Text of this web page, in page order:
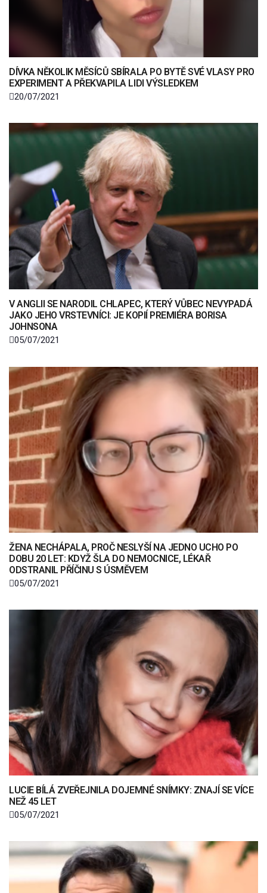
DÍVKA NĚKOLIK MĚSÍCŮ SBÍRALA PO BYTĚ SVÉ VLASY PRO
EXPERIMENT A PŘEKVAPILA LIDI VÝSLEDKEM
20/07/2021
V ANGLII SE NARODIL CHLAPEC, KTERÝ VŮBEC NEVYPADÁ
JAKO JEHO VRSTEVNÍCI: JE KOPIÍ PREMIÉRA BORISA
JOHNSONA
05/07/2021
ŽENA NECHÁPALA, PROČ NESLYŠÍ NA JEDNO UCHO PO
DOBU 20 LET: KDYŽ ŠLA DO NEMOCNICE, LÉKAŘ
ODSTRANIL PŘÍČINU S ÚSMĚVEM
05/07/2021
LUCIE BÍLÁ ZVEŘEJNILA DOJEMNÉ SNÍMKY: ZNAJÍ SE VÍCE
NEŽ 45 LET
05/07/2021